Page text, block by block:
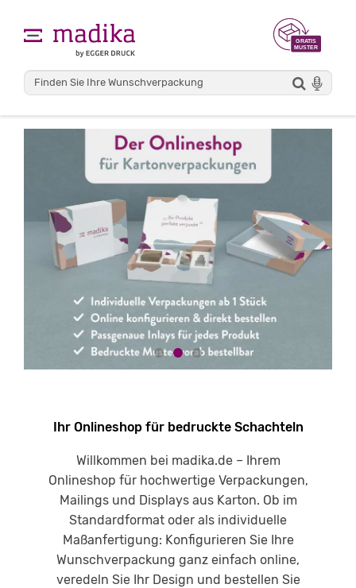
Ihr Onlineshop für bedruckte Schachteln
Willkommen bei madika.de – Ihrem
Onlineshop für hochwertige Verpackungen,
Mailings und Displays aus Karton. Ob im
Standardformat oder als individuelle
Maßanfertigung: Konfigurieren Sie Ihre
Wunschverpackung ganz einfach online,
veredeln Sie Ihr Design und bestellen Sie